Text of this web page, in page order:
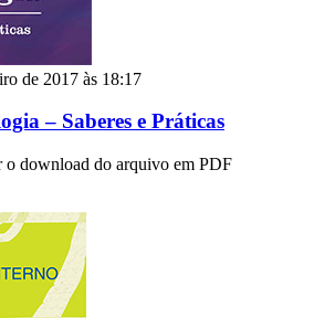
de 2017 às 18:17
– Saberes e Práticas
o download do arquivo em PDF